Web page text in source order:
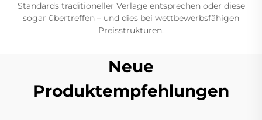
Standards traditioneller Verlage entsprechen oder diese
sogar übertreffen – und dies bei wettbewerbsfähigen
Preisstrukturen.
Neue
Produktempfehlungen